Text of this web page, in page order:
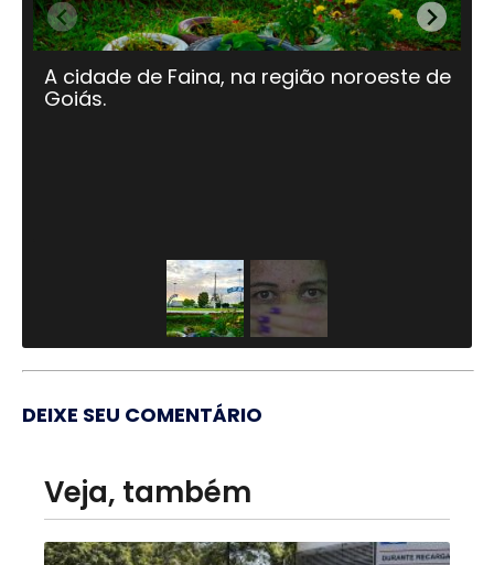
A cidade de Faina, na região noroeste de
Goiás.
DEIXE SEU COMENTÁRIO
Veja, também